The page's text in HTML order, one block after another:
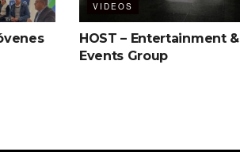
VIDEOS
HOST – Entertainment &
Events Group